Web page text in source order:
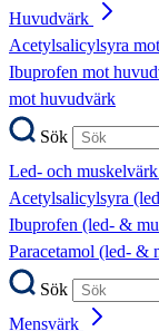
Huvudvärk
Acetylsalicylsyra
Ibuprofen mot
mot huvudvärk
Sök
Led- och muskelvärk
Acetylsalicylsyra
Ibuprofen (led- &
Paracetamol (led- &
Sök
Mensvärk